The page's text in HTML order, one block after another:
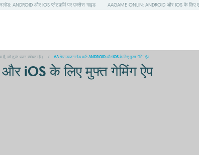
ANDROID और IOS प्लेटफ़ॉर्म पर एक्सेस गाइड AAGAME ONLIN: ANDROID और IOS के लिए
है, जो तुरंत ध्यान खींचता है। / AA गेम्स डाउनलोड करें: ANDROID और IOS के लिए मुफ्त गेमिंग ऐप
iOS के लिए मुफ्त गेमिंग ऐप